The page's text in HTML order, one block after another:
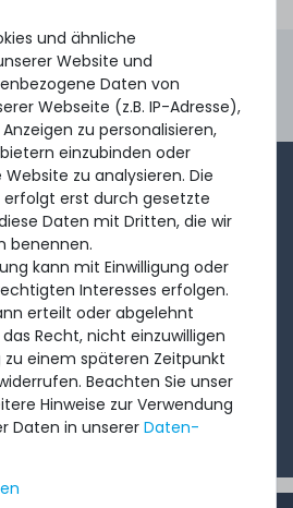
aus8.500Bewertungen
Geliefert.
André aus dem Vertriebsteam
Mail mit Angeboten, neu
und Informationen, die Sie
Probieren Sie's!
Abonnieren
erhalten und akzeptiere
.
und ähnliche
Website und
Daten von
Webseite (z.B. IP-Adresse),
zu personalisieren,
einzubinden oder
zu analysieren. Die
erst durch gesetzte
Daten mit Dritten, die wir
benennen.
kann mit Einwilligung oder
Interesses erfolgen.
erteilt oder abgelehnt
Recht, nicht einzuwilligen
zu einem späteren Zeitpunkt
Beachten Sie unser
Hinweise zur Verwendung
Daten in unserer Daten­